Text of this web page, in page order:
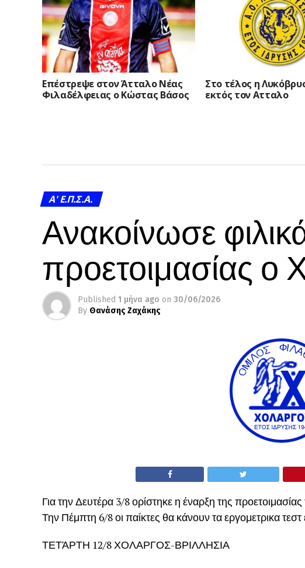
Επέστρεψε στον Άτταλο Νέας
Φιλαδέλφειας ο Κώστας Βάσος
Στο τέλος η
εκτός τον Ατταλο
A' Ε.Π.Σ.Α.
Ανακοίνωσε
προετοιμασίας ο
Published 1 μήνα ago on 30/06/2026
By Θανάσης Ζαχάκης
Για την Δευτέρα 3/8 ορίστηκε η έναρξη της
Την Πέμπτη 6/8 οι παίκτες θα κάνουν τα εργομετρικα
ΤΕΤΆΡΤΗ 12/8 ΧΟΛΑΡΓΟΣ-ΒΡΙΛΛΗΣΙΑ